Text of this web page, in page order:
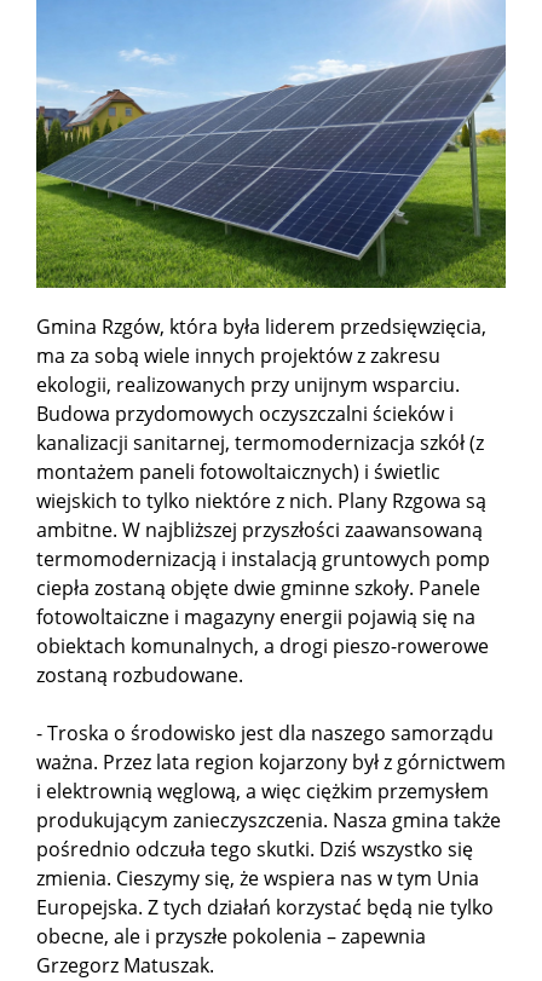
Gmina Rzgów, która była liderem przedsięwzięcia,
ma za sobą wiele innych projektów z zakresu
ekologii, realizowanych przy unijnym wsparciu.
Budowa przydomowych oczyszczalni ścieków i
kanalizacji sanitarnej, termomodernizacja szkół (z
montażem paneli fotowoltaicznych) i świetlic
wiejskich to tylko niektóre z nich. Plany Rzgowa są
ambitne. W najbliższej przyszłości zaawansowaną
termomodernizacją i instalacją gruntowych pomp
ciepła zostaną objęte dwie gminne szkoły. Panele
fotowoltaiczne i magazyny energii pojawią się na
obiektach komunalnych, a drogi pieszo-rowerowe
zostaną rozbudowane.
- Troska o środowisko jest dla naszego samorządu
ważna. Przez lata region kojarzony był z górnictwem
i elektrownią węglową, a więc ciężkim przemysłem
produkującym zanieczyszczenia. Nasza gmina także
pośrednio odczuła tego skutki. Dziś wszystko się
zmienia. Cieszymy się, że wspiera nas w tym Unia
Europejska. Z tych działań korzystać będą nie tylko
obecne, ale i przyszłe pokolenia – zapewnia
Grzegorz Matuszak.